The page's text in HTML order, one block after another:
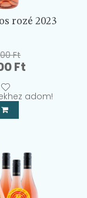
rozé 2023
Ft
Ft.
Ft
is:
adom!